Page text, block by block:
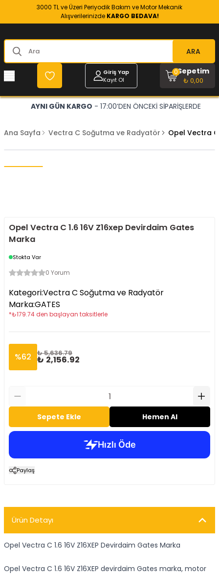
3000 TL ve Üzeri Periyodik Bakım ve Motor Mekanik
Alışverilerinizde KARGO BEDAVA!
ARA
Giriş Yap
Kayıt Ol
Sepetim
₺ 0,00
0
AYNI GÜN KARGO - 17:00’DEN ÖNCEKİ SİPARİŞLERDE
Ana Sayfa Vectra C Soğutma ve Radyatör Opel Vectra
Opel Vectra C 1.6 16V Z16xep Devirdaim Gates
Marka
Stokta Var
0 Yorum
Kategori:Vectra C Soğutma ve Radyatör
Marka:GATES
*₺179.74 den başlayan taksitlerle
%62 ₺ 5,636.79
₺ 2,156.92
Sepete Ekle Hemen Al
Paylaş
Ürün Detayı
Opel Vectra C 1.6 16V Z16XEP Devirdaim Gates Marka
Opel Vectra C 1.6 16V Z16XEP devirdaim Gates marka, motor